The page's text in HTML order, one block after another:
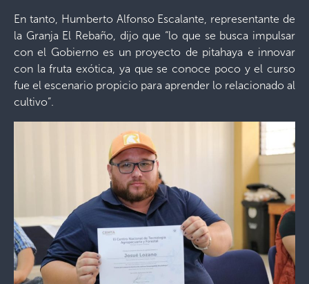
En tanto, Humberto Alfonso Escalante, representante de
la Granja El Rebaño, dijo que “lo que se busca impulsar
con el Gobierno es un proyecto de pitahaya e innovar
con la fruta exótica, ya que se conoce poco y el curso
fue el escenario propicio para aprender lo relacionado al
cultivo”.